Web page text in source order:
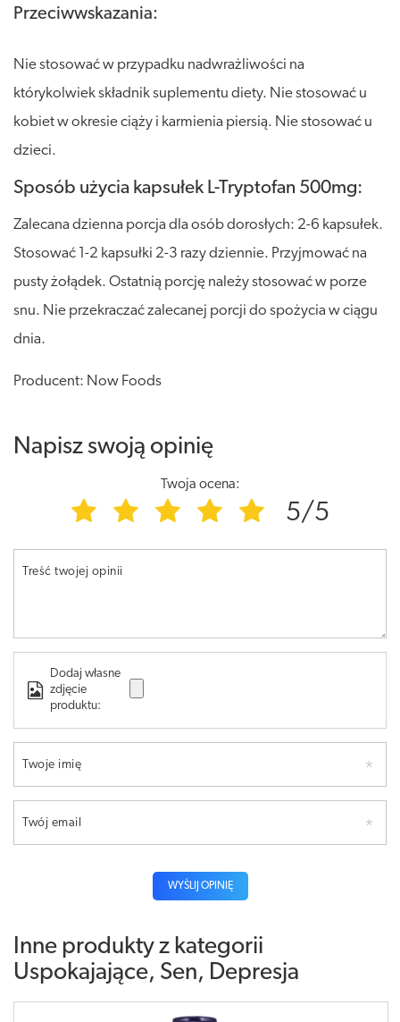
Przeciwwskazania:
Nie stosować w przypadku nadwrażliwości na
którykolwiek składnik suplementu diety. Nie stosować u
kobiet w okresie ciąży i karmienia piersią. Nie stosować u
dzieci.
Sposób użycia kapsułek L-Tryptofan 500mg:
Zalecana dzienna porcja dla osób dorosłych: 2-6 kapsułek.
Stosować 1-2 kapsułki 2-3 razy dziennie. Przyjmować na
pusty żołądek. Ostatnią porcję należy stosować w porze
snu. Nie przekraczać zalecanej porcji do spożycia w ciągu
dnia.
Producent: Now Foods
Napisz swoją opinię
Twoja ocena:
5/5
Treść twojej opinii
Dodaj własne
zdjęcie
produktu:
Twoje imię
Twój email
WYŚLIJ OPINIĘ
Inne produkty z kategorii
Uspokajające, Sen, Depresja